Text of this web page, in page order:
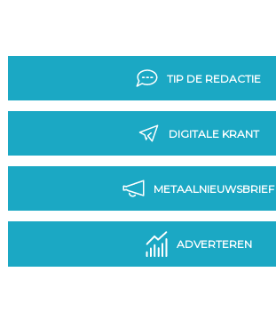
TIP DE REDACTIE
DIGITALE KRANT
METAALNIEUWSBRIEF
ADVERTEREN